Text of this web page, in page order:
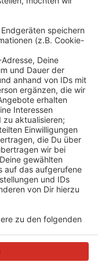
dass
sei ein
heißt es aus